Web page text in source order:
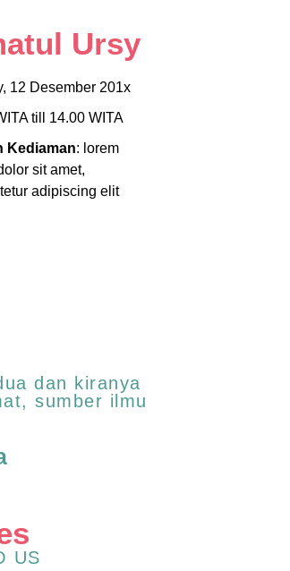
Ursy
12 Desember 201x
till 14.00 WITA
Kediaman: lorem
sit amet,
adipiscing elit
dan kiranya
sumber ilmu
US